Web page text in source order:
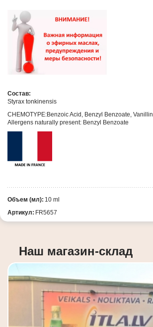
Состав:
Styrax tonkinensis
CHEMOTYPE:Benzoic Acid, Benzyl Benzoate, Vanillin.
Allergens naturally present: Benzyl Benzoate
Объем (мл): 10 ml
Артикул: FR5657
Наш магазин-склад